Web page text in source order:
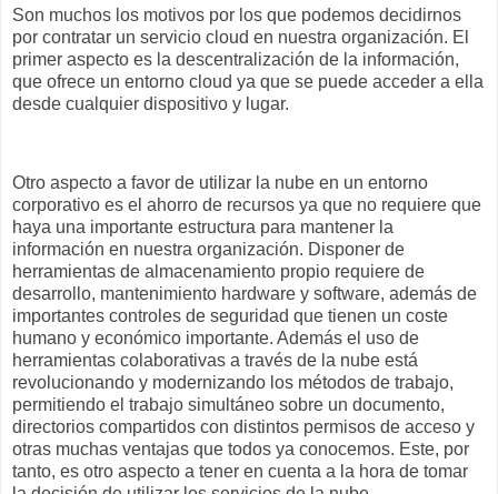
Son muchos los motivos por los que podemos decidirnos
por contratar un servicio cloud en nuestra organización. El
primer aspecto es la descentralización de la información,
que ofrece un entorno cloud ya que se puede acceder a ella
desde cualquier dispositivo y lugar.
Otro aspecto a favor de utilizar la nube en un entorno
corporativo es el ahorro de recursos ya que no requiere que
haya una importante estructura para mantener la
información en nuestra organización. Disponer de
herramientas de almacenamiento propio requiere de
desarrollo, mantenimiento hardware y software, además de
importantes controles de seguridad que tienen un coste
humano y económico importante. Además el uso de
herramientas colaborativas a través de la nube está
revolucionando y modernizando los métodos de trabajo,
permitiendo el trabajo simultáneo sobre un documento,
directorios compartidos con distintos permisos de acceso y
otras muchas ventajas que todos ya conocemos. Este, por
tanto, es otro aspecto a tener en cuenta a la hora de tomar